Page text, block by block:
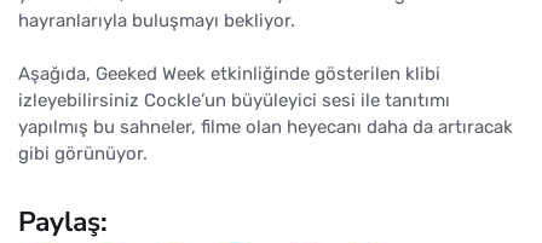
hayranlarıyla buluşmayı bekliyor.
Aşağıda, Geeked Week etkinliğinde gösterilen klibi
izleyebilirsiniz Cockle’un büyüleyici sesi ile tanıtımı
yapılmış bu sahneler, filme olan heyecanı daha da artıracak
gibi görünüyor.
Paylaş: